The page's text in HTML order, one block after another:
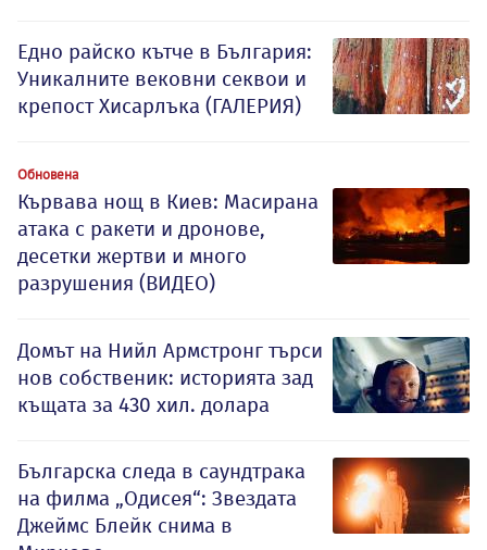
Едно райско кътче в България:
Уникалните вековни секвои и
крепост Хисарлъка (ГАЛЕРИЯ)
Обновена
Кървава нощ в Киев: Масирана
атака с ракети и дронове,
десетки жертви и много
разрушения (ВИДЕО)
Домът на Нийл Армстронг търси
нов собственик: историята зад
къщата за 430 хил. долара
Българска следа в саундтрака
на филма „Одисея“: Звездата
Джеймс Блейк снима в